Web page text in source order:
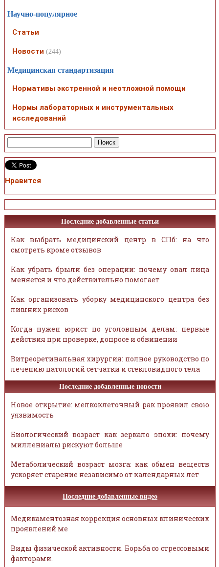
Научно-популярное
Статьи
Новости (244)
Медицинская стандартизация
Нормативы экстренной и неотложной помощи
Нормы лабораторных и инструментальных
исследований
Нравится
Последние добавленные статьи
Как выбрать медицинский центр в СПб: на что
смотреть кроме отзывов
Как убрать брыли без операции: почему овал лица
меняется и что действительно помогает
Как организовать уборку медицинского центра без
лишних рисков
Когда нужен юрист по уголовным делам: первые
действия при проверке, допросе и обвинении
Витреоретинальная хирургия: полное руководство по
лечению патологий сетчатки и стекловидного тела
Последние добавленные новости
Новое открытие: мелкоклеточный рак проявил свою
уязвимость
Биологический возраст как зеркало эпохи: почему
миллениалы рискуют больше
Метаболический возраст мозга: как обмен веществ
ускоряет старение независимо от календарных лет
Последние добавленные видео
Медикаментозная коррекция основных клинических
проявлений ме
Виды физической активности. Борьба со стрессовыми
факторами.